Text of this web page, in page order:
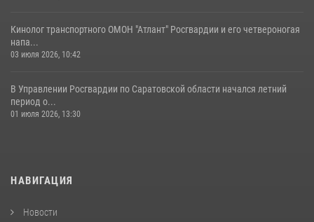
Кинолог транспортного ОМОН "Атлант" Росгвардии и его четвероногая
напа...
03 июля 2026, 10:42
В Управлении Росгвардии по Саратовской области начался летний
период о...
01 июля 2026, 13:30
НАВИГАЦИЯ
Новости